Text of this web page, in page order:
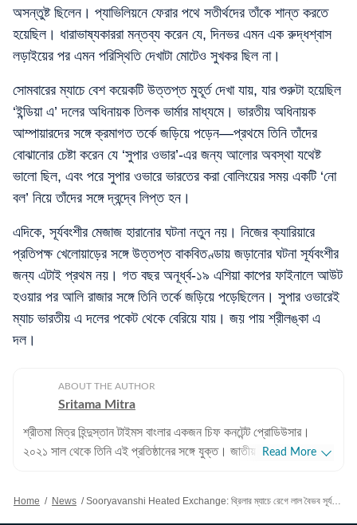
অসন্তুষ্ট ছিলেন। প্যাভিলিয়নে ফেরার পথে সতীর্থদের তাঁকে শান্ত করতে
হয়েছিল। ধারাভাষ্যকাররা মন্তব্য করেন যে, দিনভর এমন এক রুদ্ধশ্বাস
লড়াইয়ের পর এমন পরিস্থিতি দেখাটা মোটেও সুখকর ছিল না।
সোমবারের ম্যাচে বেশ কয়েকটি উত্তপ্ত মুহূর্ত দেখা যায়, যার শুরুটা হয়েছিল
‘ইন্ডিয়া এ’ দলের অধিনায়ক তিলক ভার্মার মাধ্যমে। ভারতীয় অধিনায়ক
আম্পায়ারদের সঙ্গে ক্রমাগত তর্কে জড়িয়ে পড়েন—প্রথমে তিনি তাঁদের
বোঝানোর চেষ্টা করেন যে ‘সুপার ওভার’-এর জন্য আলোর অবস্থা যথেষ্ট
ভালো ছিল, এবং পরে সুপার ওভারে ভারতের করা বোলিংয়ের সময় একটি ‘নো
বল’ নিয়ে তাঁদের সঙ্গে দ্বন্দ্বে লিপ্ত হন।
এদিকে, সূর্যবংশীর মেজাজ হারানোর ঘটনা নতুন নয়। নিজের ক্যারিয়ারে
প্রতিপক্ষ খেলোয়াড়ের সঙ্গে উত্তপ্ত বাকবিতণ্ডায় জড়ানোর ঘটনা সূর্যবংশীর
জন্য এটাই প্রথম নয়। গত বছর অনূর্ধ্ব-১৯ এশিয়া কাপের ফাইনালে আউট
হওয়ার পর আলি রাজার সঙ্গে তিনি তর্কে জড়িয়ে পড়েছিলেন। সুপার ওভারেই
ম্যাচ ভারতীয় এ দলের পকেট থেকে বেরিয়ে যায়। জয় পায় শ্রীলঙ্কা এ
দল।
ABOUT THE AUTHOR
Sritama Mitra
শ্রীতমা মিত্র হিন্দুস্তান টাইমস বাংলার একজন চিফ কনটেন্ট প্রোডিউসার।
২০২১ সাল থেকে তিনি এই প্রতিষ্ঠানের সঙ্গে যুক্ত। জাতীয় এবং আন্তর্জাতিক
আগ্রহ রয়েছে। পেশাদার জীবন: পেশাদার জীবনের শুরুতে শ্রীতমা আকাশবাণী,
Read More
Home / News / Sooryavanshi Heated Exchange: থ্রিলার ম্যাচে রেগে লাল বৈভব সূর্যবংশী! শ্রীলঙ্কার প্লেয়ারকে ধাক্কা,শেষে চড়ল পারদ